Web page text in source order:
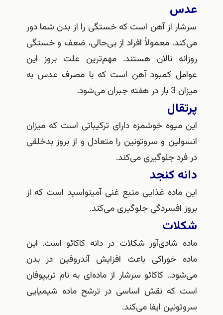
عدس
سرشار از آهن است که خستگی را از بدن شما دور
می‌کند. معمولاً افراد از بی‌حالی، ضعف و خستگی
روزانه نالان هستند. مهم‌ترین علت بروز این
عوامل کمبود آهن است که با مصرف عدس به
میزان 3 بار در هفته جبران می‌شود.
پرتقال
این میوه خوشمزه دارای ترکیباتی است که میزان
انسولین و سروتونین را متعادل و از بروز بدخلقی
در فرد جلوگیری می‌کند.
دانه کنجد
این ماده غذایی منبع غنی آمینواسید است که از
بروز افسردگی جلوگیری می‌کند.
شکلات
ماده شادی‌آور شکلات در دانه کاکائو است. این
ماده خوراکی باعث افزایش آندروفین در بدن
می‌شود.. کاکائو سرشار از ماده‌ای به نام تریپوفان
است که نقش اساسی در ترشح ماده شیمیایی
سروتونین ایفا می‌کند.